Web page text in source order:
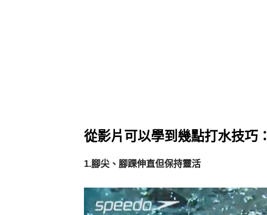
從影片可以學到幾點打水技巧：
1.腳尖、腳踝伸直但保持靈活